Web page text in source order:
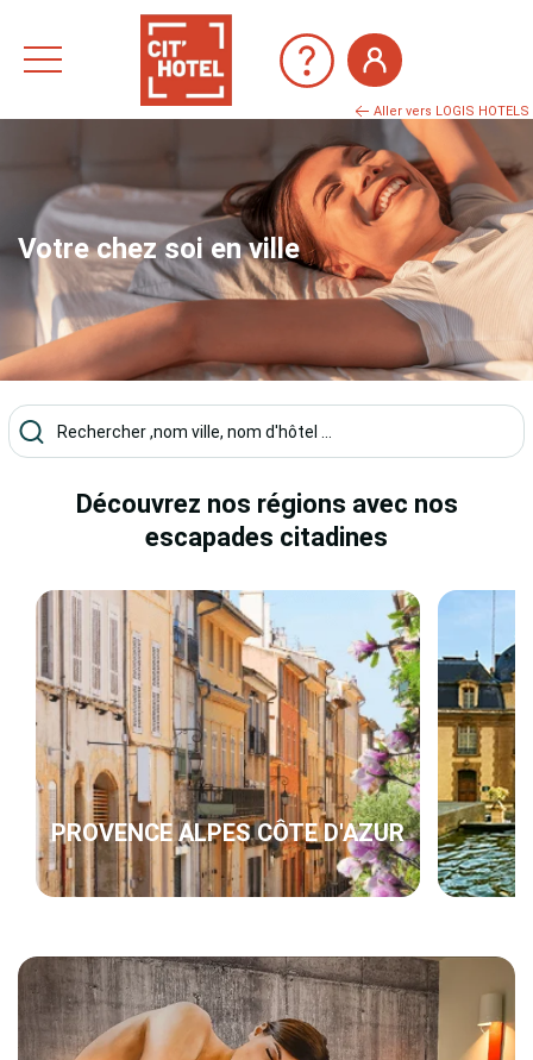
Aller vers LOGIS HOTELS
Votre chez soi en ville
Découvrez nos régions avec nos
escapades citadines
PROVENCE ALPES CÔTE D'AZUR